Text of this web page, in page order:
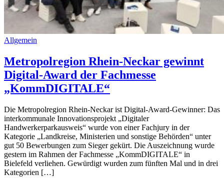
Allgemein
Metropolregion Rhein-Neckar gewinnt
Digital-Award der Fachmesse
„KommDIGITALE“
Die Metropolregion Rhein-Neckar ist Digital-Award-Gewinner: Das
interkommunale Innovationsprojekt „Digitaler
Handwerkerparkausweis“ wurde von einer Fachjury in der
Kategorie „Landkreise, Ministerien und sonstige Behörden“ unter
gut 50 Bewerbungen zum Sieger gekürt. Die Auszeichnung wurde
gestern im Rahmen der Fachmesse „KommDIGITALE“ in
Bielefeld verliehen. Gewürdigt wurden zum fünften Mal und in drei
Kategorien […]